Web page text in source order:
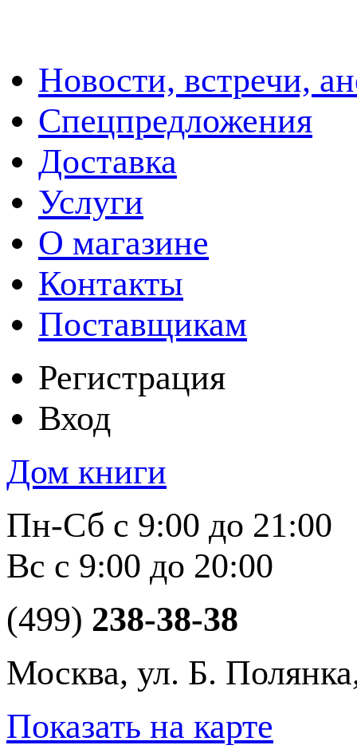
Новости, встречи,
Спецпредложения
Доставка
Услуги
О магазине
Контакты
Поставщикам
Регистрация
Вход
Дом книги
Пн-Сб с 9:00 до 21:00
Вс с 9:00 до 20:00
(499) 238-38-38
Москва, ул. Б.
Показать на карте